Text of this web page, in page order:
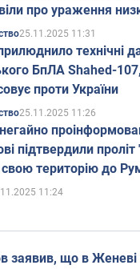
про ураження
об'єктів Росії
25.11.2025 11:31
технічні
БпЛА Shahed-
проти України
25.11.2025 11:26
підтвердили
територію до
11:24
заявив, що в Женеві